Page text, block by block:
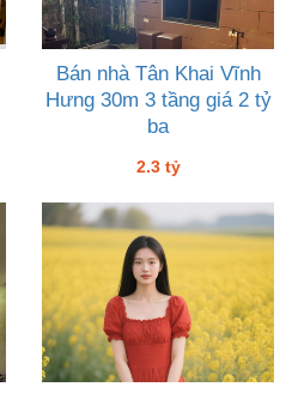
Bán nhà Tân Khai Vĩnh
Hưng 30m 3 tầng giá 2 tỷ
ba
2.3 tỷ